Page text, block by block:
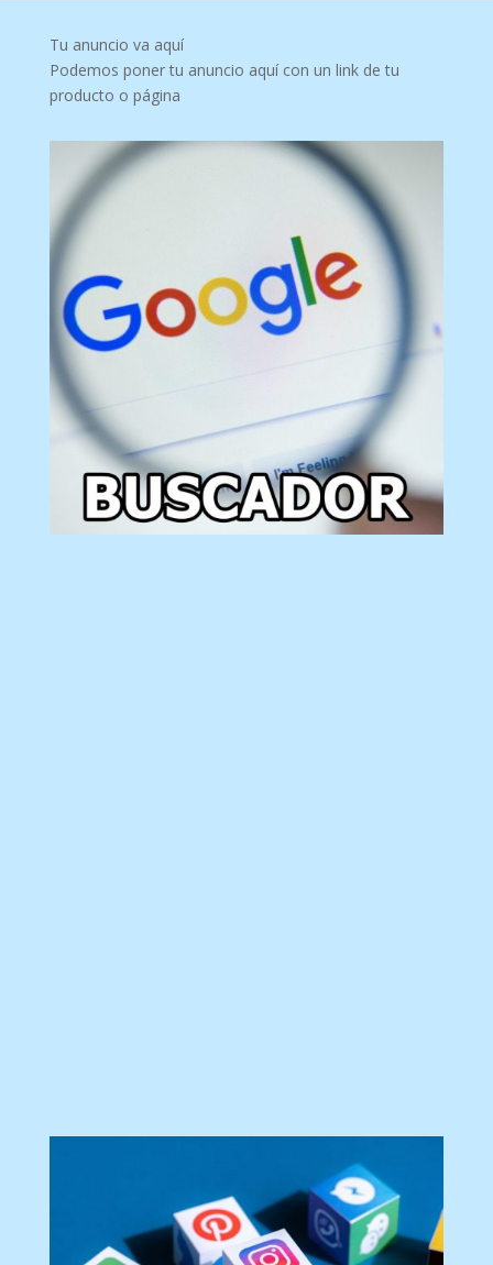
Tu anuncio va aquí
Podemos poner tu anuncio aquí con un link de tu
producto o página